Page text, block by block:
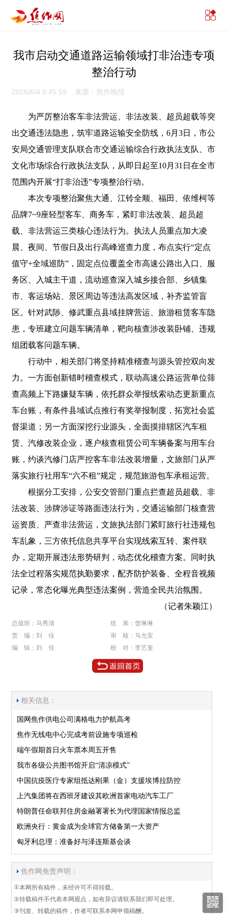
我市启动交通道路运输领域打非治违专项
整治行动
2026/6/4 9:45:59 来源：焦作晚报
为严厉整治客车非法营运、非法改装、超员超载等突
出交通违法隐患，筑牢道路运输安全防线，6月3日，市公
安局交通管理支队联合市交通运输综合行政执法支队、市
文化市场综合行政执法支队，从即日起至10月31日在全市
范围内开展“打非治违”专项整治行动。
本次专项整治聚焦大通、江铃全顺、福田、依维柯等
品牌7~9座轻型客车、商务车，紧盯非法改装、超员超
载、非法营运三类核心违法行为。执法人员重点加大凌
晨、夜间、节假日及出行高峰巡查力度，布点实行“定点
值守+全域巡防”，固定点位覆盖全市高速公路出入口、服
务区、入城主干道，流动巡查深入城乡接合部、乡镇集
市、客运场站、景区周边等违法高发区域，补齐监管盲
区。针对武陟、修武重点县域挂牌营运、旅游租赁客车隐
患，专班建立问题车辆清单，靶向核查涉改装卧铺、违规
组团载客问题车辆。
行动中，相关部门将坚持精准稽查与源头管控双向发
力。一方面创新错时稽查模式，联动高速公路运营单位筛
查高频上下路嫌疑车辆，依托群众举报线索动态更新重点
车台账，有条件县域试点推行有奖举报制度，拓宽社会监
督渠道；另一方面深挖行业源头，全面摸排辖区汽车租
赁、汽修改装企业，逐户核查租赁公司车辆备案与用车台
账，约谈汽修门店严控客车非法改装增量，文旅部门从严
落实旅行社用车“六不租”规定，规范旅游包车承租运营。
根据分工安排，公安交管部门重点拦查超员超载、非
法改装、涉牌涉证等路面违法行为，交通运输部门核查营
运资质、严查非法营运，文旅执法部门紧盯旅行社违规包
车乱象，三方依托信息共享平台实现线索互转、案件联
办，定期开展违法形势研判，动态优化稽查方案。同时执
法全过程落实规范执勤要求，配齐防护装备、全程音视频
记录，常态化曝光典型违法案例，营造全民共治氛围。
（记者朱颖江）
总值班：马秀清
统 筹：曾琳琳
责 编：刘 佳
审 核：马允安
编 辑：刘 佳
校 对：李艺斐
相关信息：
国网焦作供电公司满格电力护航高考
焦作无线电中心完成考前设施专项巡检
端午假期首日火车票本周五开售
我市各级公共图书馆开启“清凉模式”
中国抗疫医疗专家组抵达刚果（金）支援埃博拉防控
上汽集团将在西班牙建设其欧洲首家电动汽车工厂
特朗普任命联邦住房金融署署长为代理国家情报总监
欧洲央行：黄金成为全球官方储备第一大资产
匈牙利总理：准备好与泽连斯基会谈
焦作网免责声明：
①本网所有稿件，未经许可不得转载。
②转载稿件不代表本网观点，如有异议请联系我们即可处理。
③刊发、转载的稿件，作者可联系本网申领稿酬。